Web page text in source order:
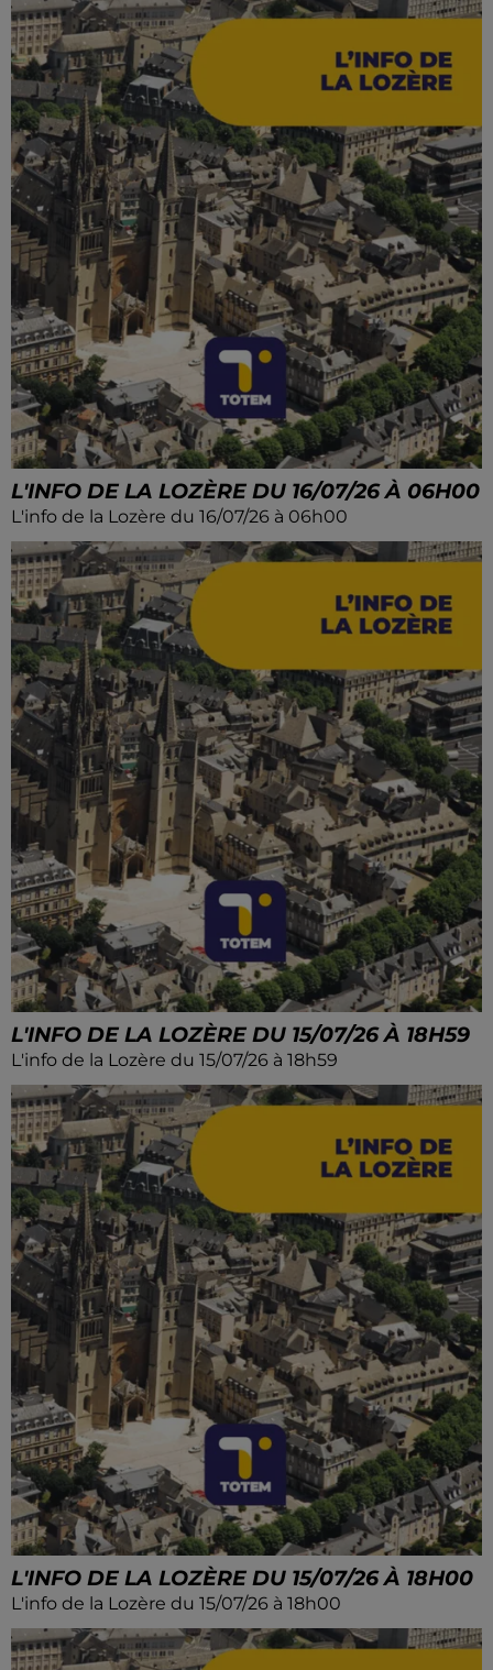
L'INFO DE LA LOZÈRE DU 16/07/26 À 06H00
L'info de la Lozère du 16/07/26 à 06h00
L'INFO DE LA LOZÈRE DU 15/07/26 À 18H59
L'info de la Lozère du 15/07/26 à 18h59
L'INFO DE LA LOZÈRE DU 15/07/26 À 18H00
L'info de la Lozère du 15/07/26 à 18h00